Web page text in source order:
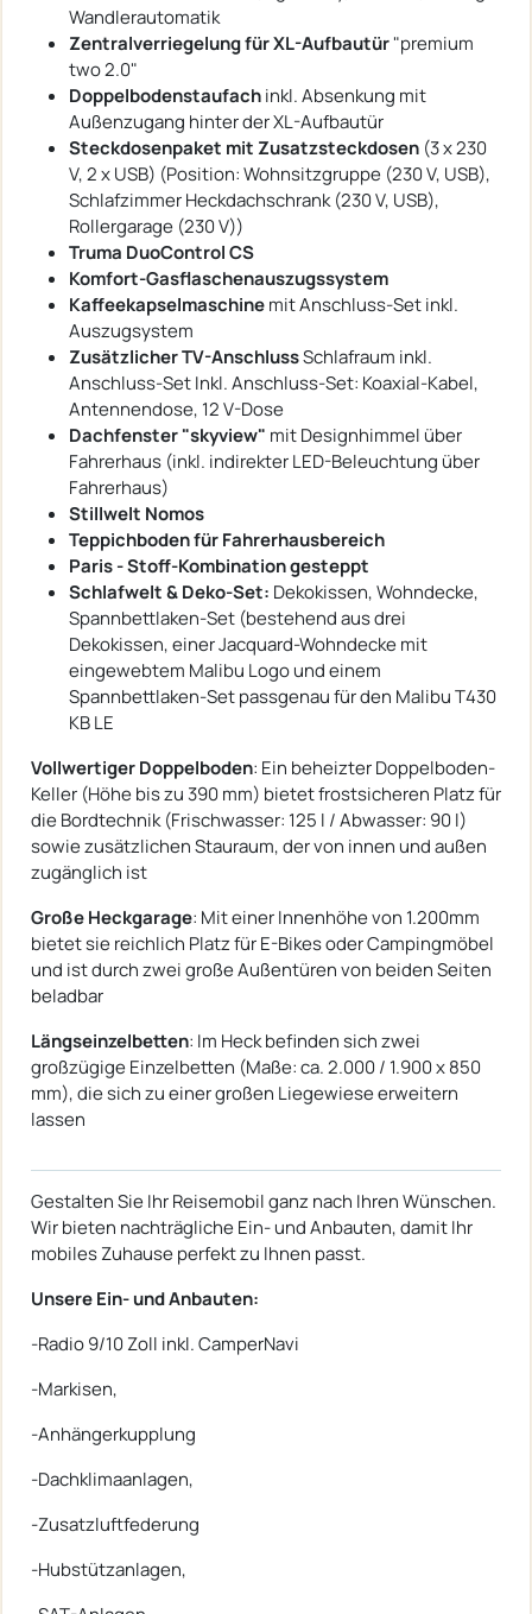
Wandlerautomatik
Zentralverriegelung für XL-Aufbautür"premium
two 2.0"
Doppelbodenstaufachinkl. Absenkung mit
Außenzugang hinter der XL-Aufbautür
Steckdosenpaket mit Zusatzsteckdosen (3 x 230
V, 2 x USB) (Position: Wohnsitzgruppe (230 V, USB),
Schlafzimmer Heckdachschrank (230 V, USB),
Rollergarage (230 V))
Truma DuoControl CS
Komfort-Gasflaschenauszugssystem
Kaffeekapselmaschinemit Anschluss-Set inkl.
Auszugsystem
Zusätzlicher TV-AnschlussSchlafraum inkl.
Anschluss-Set Inkl. Anschluss-Set: Koaxial-Kabel,
Antennendose, 12 V-Dose
Dachfenster "skyview" mit Designhimmel über
Fahrerhaus (inkl. indirekter LED-Beleuchtung über
Fahrerhaus)
Stillwelt Nomos
Teppichboden für Fahrerhausbereich
Paris - Stoff-Kombination gesteppt
Schlafwelt & Deko-Set: Dekokissen, Wohndecke,
Spannbettlaken-Set (bestehend aus drei
Dekokissen, einer Jacquard-Wohndecke mit
eingewebtem Malibu Logo und einem
Spannbettlaken-Set passgenau für den Malibu T430
KB LE
Vollwertiger Doppelboden: Ein beheizter Doppelboden-
Keller (Höhe bis zu 390 mm) bietet frostsicheren Platz für
die Bordtechnik (Frischwasser: 125 l / Abwasser: 90 l)
sowie zusätzlichen Stauraum, der von innen und außen
zugänglich ist
Große Heckgarage: Mit einer Innenhöhe von 1.200mm
bietet sie reichlich Platz für E-Bikes oder Campingmöbel
und ist durch zwei große Außentüren von beiden Seiten
beladbar
Längseinzelbetten: Im Heck befinden sich zwei
großzügige Einzelbetten (Maße: ca. 2.000 / 1.900 x 850
mm), die sich zu einer großen Liegewiese erweitern
lassen
Gestalten Sie Ihr Reisemobil ganz nach Ihren Wünschen.
Wir bieten nachträgliche Ein- und Anbauten, damit Ihr
mobiles Zuhause perfekt zu Ihnen passt.
Unsere Ein- und Anbauten:
-Radio 9/10 Zoll inkl. CamperNavi
-Markisen,
-Anhängerkupplung
-Dachklimaanlagen,
-Zusatzluftfederung
-Hubstützanlagen,